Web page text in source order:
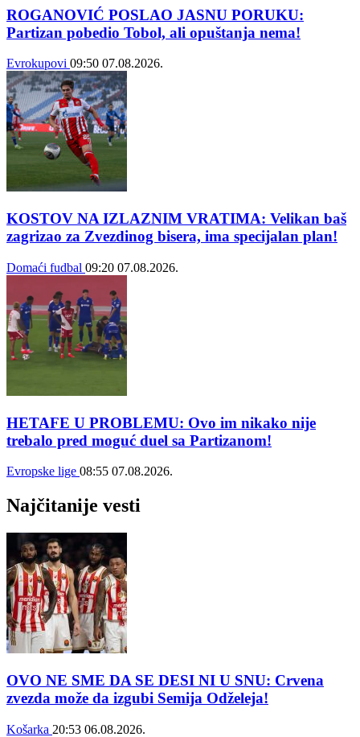
ROGANOVIĆ POSLAO JASNU PORUKU:
Partizan pobedio Tobol, ali opuštanja nema!
Evrokupovi 09:50 07.08.2026.
KOSTOV NA IZLAZNIM VRATIMA: Velikan baš
zagrizao za Zvezdinog bisera, ima specijalan plan!
Domaći fudbal 09:20 07.08.2026.
HETAFE U PROBLEMU: Ovo im nikako nije
trebalo pred moguć duel sa Partizanom!
Evropske lige 08:55 07.08.2026.
Najčitanije vesti
OVO NE SME DA SE DESI NI U SNU: Crvena
zvezda može da izgubi Semija Odželeja!
Košarka 20:53 06.08.2026.